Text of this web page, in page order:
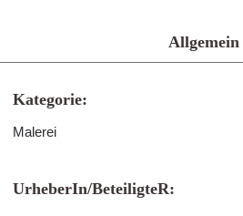
Allgemein
Kategorie:
Malerei
UrheberIn/BeteiligteR: